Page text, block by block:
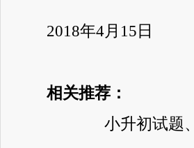
2018年4月15日
相关推荐：
小升初试题